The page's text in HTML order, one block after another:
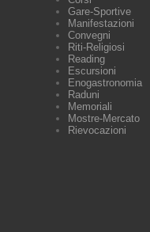
Gare-Sportive
Manifestazioni
Convegni
Riti-Religiosi
Reading
Escursioni
Enogastronomia
Raduni
Memoriali
Mostre-Mercato
Rievocazioni